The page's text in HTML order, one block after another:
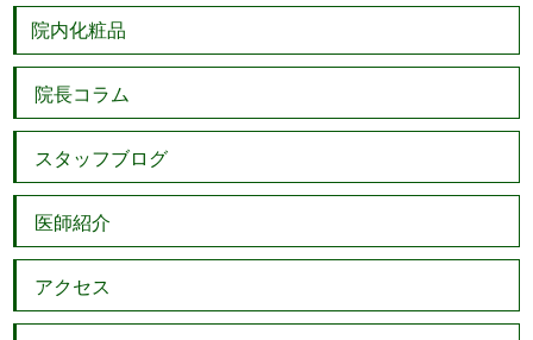
院内化粧品
院長コラム
スタッフブログ
医師紹介
アクセス